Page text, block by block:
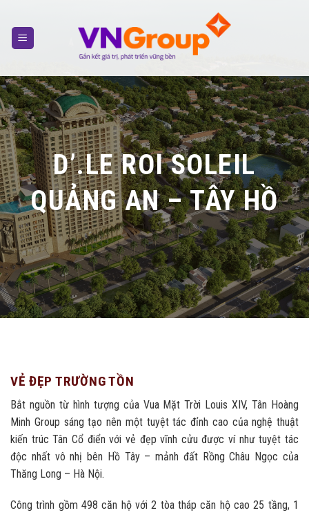
content
D’.LE ROI SOLEIL
QUẢNG AN – TÂY HỒ
VẺ ĐẸP TRƯỜNG TỒN
Bắt nguồn từ hình tượng của Vua Mặt Trời Louis XIV, Tân Hoàng
Minh Group sáng tạo nên một tuyệt tác đỉnh cao của nghệ thuật
kiến trúc Tân Cổ điển với vẻ đẹp vĩnh cửu được ví như tuyệt tác
độc nhất vô nhị bên Hồ Tây – mảnh đất Rồng Châu Ngọc của
Thăng Long – Hà Nội.
Công trình gồm 498 căn hộ với 2 tòa tháp căn hộ cao 25 tầng, 1